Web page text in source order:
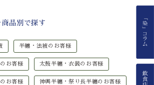
品別で探す
半纏・法被のお客様
お客様 太鼓半纏・衣装のお客様
お客様 神輿半纏・祭り長半纏のお客様